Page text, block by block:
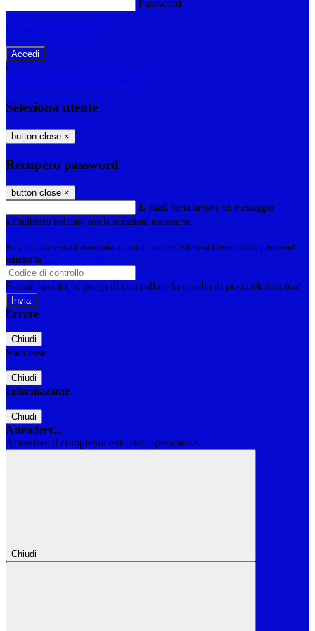
Password
Password dimenticata?
-
Entra con SPID
Entra con CIE
Seleziona utente
button close ×
Recupero password
button close ×
E-mail Verrà inviato un messaggio
all'indirizzo indicato con le istruzioni necessarie.
Non hai una e-mail associata al nome utente? Effettua il reset della password
tramite la Login Spaggiari
E-mail inviata, si prega di controllare la casella di posta elettronica!
Errore
Chiudi
Successo
Chiudi
Informazione
Chiudi
Attendere...
Attendere il completamento dell'operazione...
Chiudi